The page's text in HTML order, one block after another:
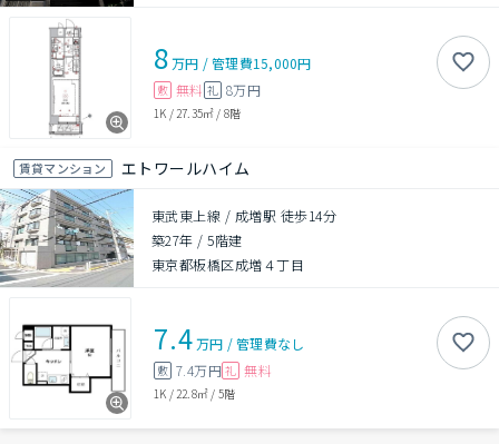
8万円 /管理費15,000円
敷 無料 礼 8万円
1K / 27.35㎡ / 8階
賃貸マンション エトワールハイム
東武東上線 / 成増駅 徒歩14分
築27年 /5階建
東京都板橋区成増４丁目
7.4万円 /管理費なし
敷 7.4万円 礼 無料
1K / 22.8㎡ / 5階